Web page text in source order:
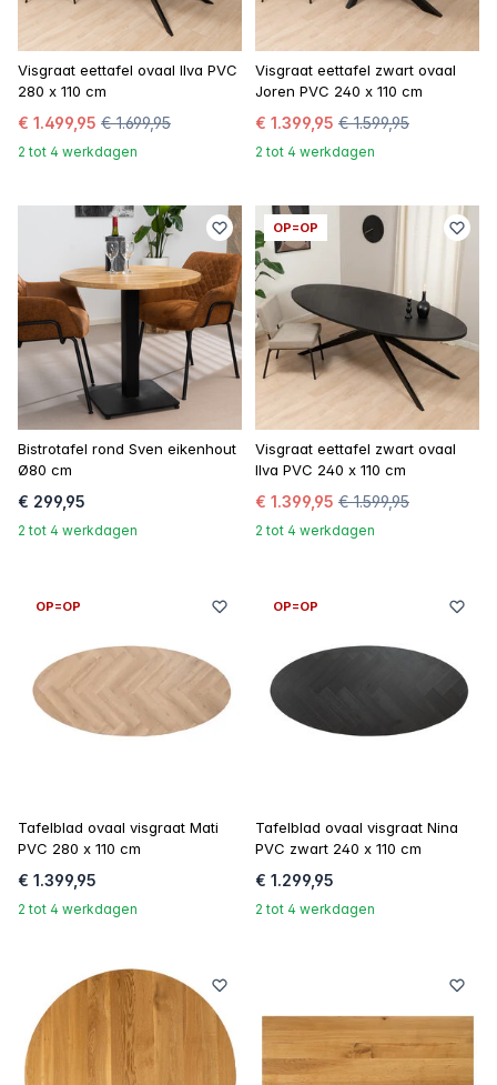
Visgraat eettafel ovaal Ilva PVC
280 x 110 cm
€ 1.499,95 € 1.699,95
2 tot 4 werkdagen
Visgraat eettafel zwart ovaal
Joren PVC 240 x 110 cm
€ 1.399,95 € 1.599,95
2 tot 4 werkdagen
Bistrotafel rond Sven eikenhout
Ø80 cm
€ 299,95
2 tot 4 werkdagen
OP=OP
Visgraat eettafel zwart ovaal
Ilva PVC 240 x 110 cm
€ 1.399,95 € 1.599,95
2 tot 4 werkdagen
OP=OP
Tafelblad ovaal visgraat Mati
PVC 280 x 110 cm
€ 1.399,95
2 tot 4 werkdagen
OP=OP
Tafelblad ovaal visgraat Nina
PVC zwart 240 x 110 cm
€ 1.299,95
2 tot 4 werkdagen